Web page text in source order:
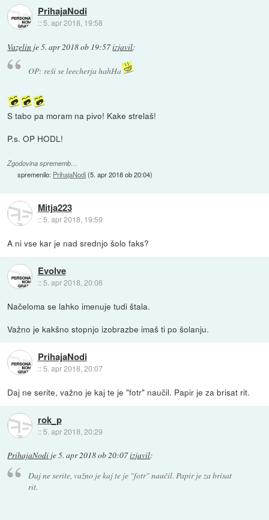
PrihajaNodi
:: 5. apr 2018, 19:58
Vazelin je5. apr 2018 ob 19:57izjavil:
OP: reši se leecherja hahHa
S tabo pa moram na pivo! Kake strelaš!
P.s. OP HODL!
Zgodovina sprememb…
spremenilo: PrihajaNodi(5. apr 2018 ob 20:04)
Mitja223
::5. apr 2018, 19:59
A ni vse kar je nad srednjo šolo faks?
Evolve
:: 5. apr 2018, 20:06
Načeloma se lahko imenuje tudi štala.
Važno je kakšno stopnjo izobrazbe imaš ti po šolanju.
PrihajaNodi
::5. apr 2018, 20:07
Daj ne serite, važno je kaj te je "fotr" naučil. Papir je za brisat rit.
rok_p
:: 5. apr 2018, 20:29
PrihajaNodi je5. apr 2018 ob 20:07izjavil:
Daj ne serite, važno je kaj te je "fotr" naučil. Papir je za brisat
rit.